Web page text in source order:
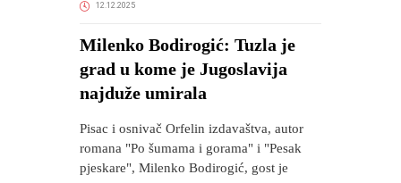
12.12.2025
Milenko Bodirogić: Tuzla je
grad u kome je Jugoslavija
najduže umirala
Pisac i osnivač Orfelin izdavaštva, autor
romana "Po šumama i gorama" i "Pesak
pjeskare", Milenko Bodirogić, gost je